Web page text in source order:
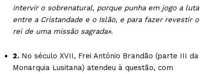
intervir o sobrenatural, porque punha em jogo a luta
entre a Cristandade e o Islão, e para fazer revestir o
rei de uma missão sagrada».
2. No século XVII, Frei António Brandão (parte III da
Monarquia Lusitana) atendeu à questão, com